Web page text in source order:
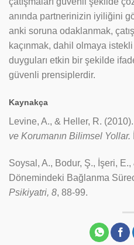
anında partnerinizin iyiliğini
anki soruna odaklanmak,
kaçınmak, dahil olmaya
duyguları etkin bir şekilde
güvenli prensiplerdir.
Kaynakça
Levine, A., & Heller, R. (2010).
ve Korumanın Bilimsel Yollar.
Soysal, A., Bodur, Ş., İşeri,
Dönemindeki Bağlanma
Psikiyatri, 8, 88-99.